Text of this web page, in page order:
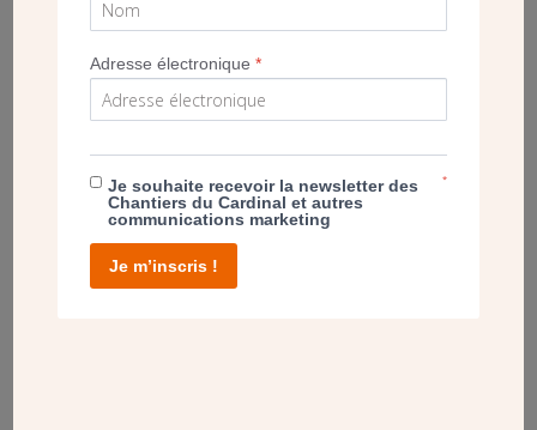
restauration à Villejuif (Val-de-Marne). Pendant plusieurs
semaines, chaque morceau a été examiné, certains ont été
remplacés, en cherchant la nuance la plus proche de celle
d’origine auprès de Saint-Gobain.
Adresse électronique*
Je souhaite recevoir la newsletter des
Chantiers du Cardinal et autres
communications marketing
*
Je m’inscris !